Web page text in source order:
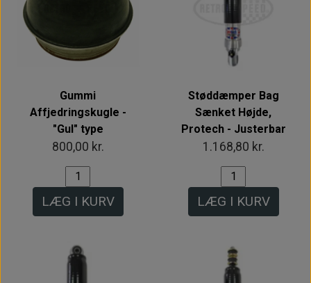
Gummi
Affjedringskugle -
"Gul" type
800,00 kr.
LÆG I KURV
Støddæmper Bag
Sænket Højde,
Protech - Justerbar
1.168,80 kr.
LÆG I KURV